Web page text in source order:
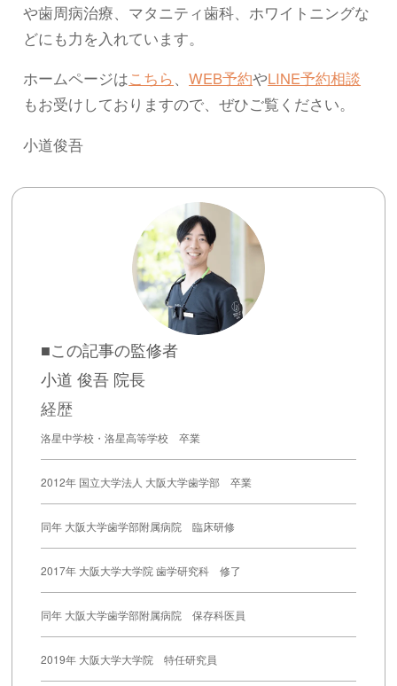
や歯周病治療、マタニティ歯科、ホワイトニングな
どにも力を入れています。
ホームページはこちら、WEB予約やLINE予約相談
もお受けしておりますので、ぜひご覧ください。
小道俊吾
■この記事の監修者
小道 俊吾 院長
経歴
洛星中学校・洛星高等学校 卒業
2012年 国立大学法人 大阪大学歯学部 卒業
同年 大阪大学歯学部附属病院 臨床研修
2017年 大阪大学大学院 歯学研究科 修了
同年 大阪大学歯学部附属病院 保存科医員
2019年 大阪大学大学院 特任研究員